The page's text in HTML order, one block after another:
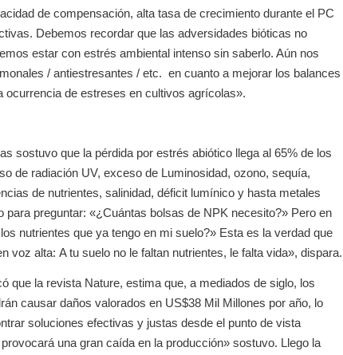
de compensación, alta tasa de crecimiento durante el PC
Debemos recordar que las adversidades bióticas no
estar con estrés ambiental intenso sin saberlo. Aún nos
/ antiestresantes / etc. en cuanto a mejorar los balances
de estreses en cultivos agrícolas».
sostuvo que la pérdida por estrés abiótico llega al 65% de los
de radiación UV, exceso de Luminosidad, ozono, sequía,
de nutrientes, salinidad, déficit lumínico y hasta metales
para preguntar: «¿Cuántas bolsas de NPK necesito?» Pero en
nutrientes que ya tengo en mi suelo?» Esta es la verdad que
alta: A tu suelo no le faltan nutrientes, le falta vida», dispara.
que la revista Nature, estima que, a mediados de siglo, los
causar daños valorados en US$38 Mil Millones por año, lo
soluciones efectivas y justas desde el punto de vista
una gran caída en la producción» sostuvo. Llego la